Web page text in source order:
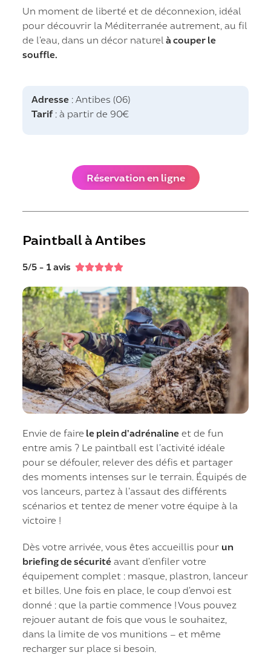
Un moment de liberté et de déconnexion, idéal
pour découvrir la Méditerranée autrement, au fil
de l’eau, dans un décor naturel à couper le
souffle.
Adresse : Antibes (06)
Tarif: à partir de 90€
Réservation en ligne
Paintball à Antibes
5/5 - 1 avis 
Envie de faire le plein d’adrénaline et de fun
entre amis ? Le paintball est l’activité idéale
pour se défouler, relever des défis et partager
des moments intenses sur le terrain. Équipés de
vos lanceurs, partez à l’assaut des différents
scénarios et tentez de mener votre équipe à la
victoire !
Dès votre arrivée, vous êtes accueillis pour un
briefing de sécurité avant d’enfiler votre
équipement complet : masque, plastron, lanceur
et billes. Une fois en place, le coup d’envoi est
donné : que la partie commence ! Vous pouvez
rejouer autant de fois que vous le souhaitez,
dans la limite de vos munitions – et même
recharger sur place si besoin.